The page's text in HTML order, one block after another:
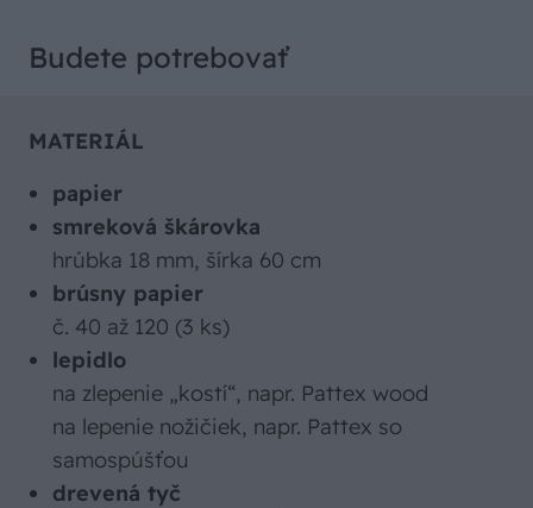
Budete potrebovať
MATERIÁL
papier
smreková škárovka
hrúbka 18 mm, šírka 60 cm
brúsny papier
č. 40 až 120 (3 ks)
lepidlo
na zlepenie „kostí“, napr. Pattex wood
na lepenie nožičiek, napr. Pattex so
samospúšťou
drevená tyč